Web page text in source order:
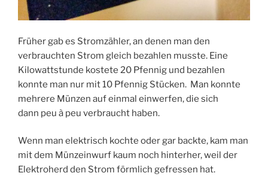
Früher gab es Stromzähler, an denen man den
verbrauchten Strom gleich bezahlen musste. Eine
Kilowattstunde kostete 20 Pfennig und bezahlen
konnte man nur mit 10 Pfennig Stücken. Man konnte
mehrere Münzen auf einmal einwerfen, die sich
dann peu à peu verbraucht haben.
Wenn man elektrisch kochte oder gar backte, kam man
mit dem Münzeinwurf kaum noch hinterher, weil der
Elektroherd den Strom förmlich gefressen hat.